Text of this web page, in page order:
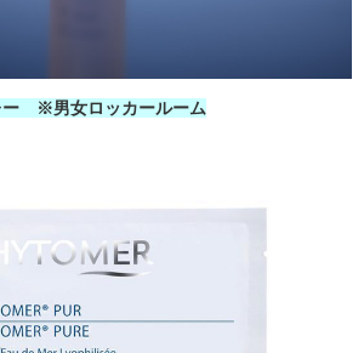
ー ※男女ロッカールーム